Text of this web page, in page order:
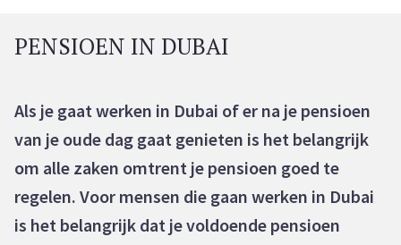
PENSIOEN IN DUBAI
Als je gaat werken in Dubai of er na je pensioen
van je oude dag gaat genieten is het belangrijk
om alle zaken omtrent je pensioen goed te
regelen. Voor mensen die gaan werken in Dubai
is het belangrijk dat je voldoende pensioen